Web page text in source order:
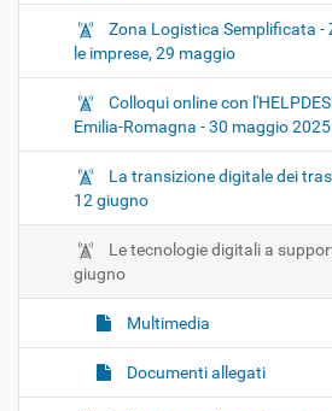
Zona Logistica Semplificata -
le imprese, 29 maggio
Colloqui online con
Emilia-Romagna - 30 maggio 2025
La transizione digitale dei
12 giugno
Le tecnologie digitali a
giugno
Multimedia
Documenti allegati